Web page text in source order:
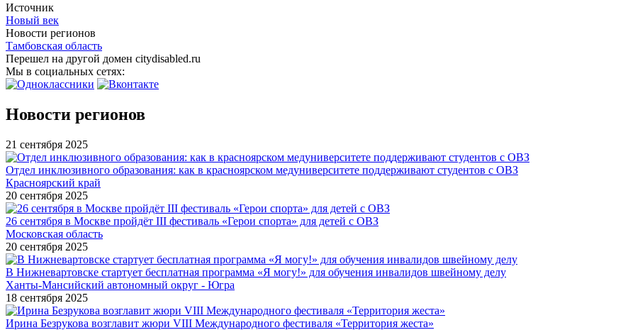
Источник
Новый век
Новости регионов
Тамбовская область
Перешел на другой домен citydisabled.ru
Мы в социальных сетях:
Новости регионов
21 сентября 2025
Отдел инклюзивного образования: как в красноярском медуниверситете поддерживают студентов с ОВЗ
Красноярский край
20 сентября 2025
26 сентября в Москве пройдёт III фестиваль «Герои спорта» для детей с ОВЗ
Московская область
20 сентября 2025
В Нижневартовске стартует бесплатная программа «Я могу!» для обучения инвалидов швейному делу
Ханты-Мансийский автономный округ - Югра
18 сентября 2025
Ирина Безрукова возглавит жюри VIII Международного фестиваля «Территория жеста»